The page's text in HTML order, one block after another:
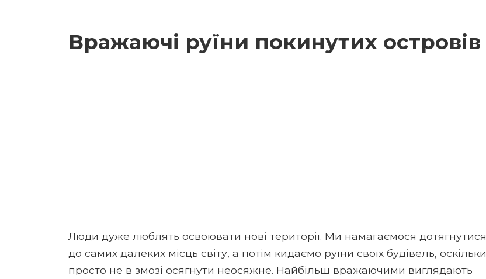
Вражаючі руїни покинутих островів
Люди дуже люблять освоювати нові території. Ми намагаємося дотягнутися
до самих далеких місць світу, а потім кидаємо руїни своїх будівель, оскільки
просто не в змозі осягнути неосяжне. Найбільш вражаючими виглядають